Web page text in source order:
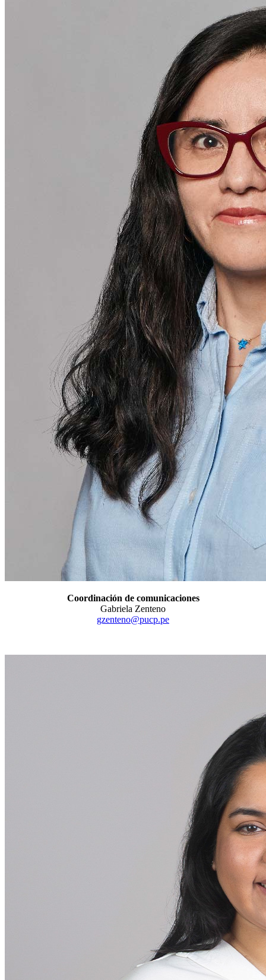
Coordinación de comunicaciones
Gabriela Zenteno
gzenteno@pucp.pe